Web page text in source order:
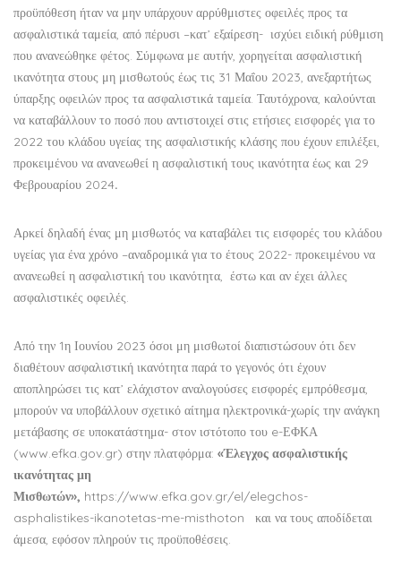
προϋπόθεση ήταν να μην υπάρχουν αρρύθμιστες οφειλές προς τα
ασφαλιστικά ταμεία, από πέρυσι –κατ’ εξαίρεση- ισχύει ειδική ρύθμιση
που ανανεώθηκε φέτος. Σύμφωνα με αυτήν, χορηγείται ασφαλιστική
ικανότητα στους μη μισθωτούς έως τις 31 Μαΐου 2023, ανεξαρτήτως
ύπαρξης οφειλών προς τα ασφαλιστικά ταμεία. Ταυτόχρονα, καλούνται
να καταβάλλουν το ποσό που αντιστοιχεί στις ετήσιες εισφορές για το
2022 του κλάδου υγείας της ασφαλιστικής κλάσης που έχουν επιλέξει,
προκειμένου να ανανεωθεί η ασφαλιστική τους ικανότητα έως και 29
Φεβρουαρίου 2024.
Αρκεί δηλαδή ένας μη μισθωτός να καταβάλει τις εισφορές του κλάδου
υγείας για ένα χρόνο –αναδρομικά για το έτους 2022- προκειμένου να
ανανεωθεί η ασφαλιστική του ικανότητα, έστω και αν έχει άλλες
ασφαλιστικές οφειλές.
Από την 1η Ιουνίου 2023 όσοι μη μισθωτοί διαπιστώσουν ότι δεν
διαθέτουν ασφαλιστική ικανότητα παρά το γεγονός ότι έχουν
αποπληρώσει τις κατ’ ελάχιστον αναλογούσες εισφορές εμπρόθεσμα,
μπορούν να υποβάλλουν σχετικό αίτημα ηλεκτρονικά-χωρίς την ανάγκη
μετάβασης σε υποκατάστημα- στον ιστότοπο του e-ΕΦΚΑ
(www.efka.gov.gr) στην πλατφόρμα: «Έλεγχος ασφαλιστικής
ικανότητας μη
Μισθωτών», https://www.efka.gov.gr/el/elegchos-
asphalistikes-ikanotetas-me-misthoton και να τους αποδίδεται
άμεσα, εφόσον πληρούν τις προϋποθέσεις.